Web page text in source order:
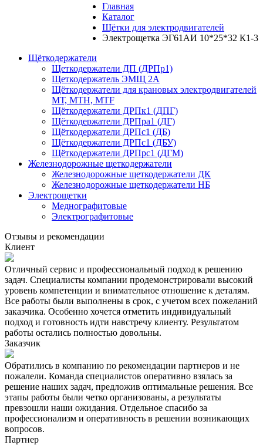
Главная
Каталог
Щётки для электродвигателей
Электрощетка ЭГ61АИ 10*25*32 К1-3
Щёткодержатели
Щеткодержатели ДП (ДРПр1)
Щеткодержатель ЭМЩ 2А
Щёткодержатели для крановых электродвигателей
МТ, МТН, МТF
Щёткодержатели ДРПк1 (ДПГ)
Щёткодержатели ДРПра1 (ДГ)
Щёткодержатели ДРПс1 (ДБ)
Щёткодержатели ДРПс1 (ДБУ)
Щёткодержатели ДРПрс1 (ДГМ)
Железнодорожные щеткодержатели
Железнодорожные щеткодержатели ДК
Железнодорожные щеткодержатели НБ
Электрощетки
Меднографитовые
Электрографитовые
Отзывы и рекомендации
Клиент
Отличный сервис и профессиональный подход к решению
задач. Специалисты компании продемонстрировали высокий
уровень компетенции и внимательное отношение к деталям.
Все работы были выполнены в срок, с учетом всех пожеланий
заказчика. Особенно хочется отметить индивидуальный
подход и готовность идти навстречу клиенту. Результатом
работы остались полностью довольны.
Заказчик
Обратились в компанию по рекомендации партнеров и не
пожалели. Команда специалистов оперативно взялась за
решение наших задач, предложив оптимальные решения. Все
этапы работы были четко организованы, а результаты
превзошли наши ожидания. Отдельное спасибо за
профессионализм и оперативность в решении возникающих
вопросов.
Партнер